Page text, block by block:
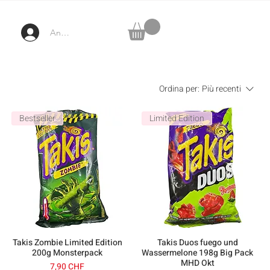
Anmelden
Ordina per: Più recenti
Bestseller
Takis Zombie Limited Edition
200g Monsterpack
Prezzo
7,90 CHF
Limited Edition
Takis Duos fuego und
Wassermelone 198g Big Pack
MHD Okt